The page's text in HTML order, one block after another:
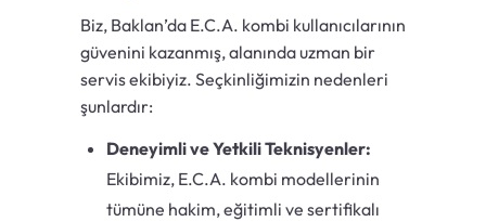
Biz, Baklan’da E.C.A. kombi kullanıcılarının
güvenini kazanmış, alanında uzman bir
servis ekibiyiz. Seçkinliğimizin nedenleri
şunlardır:
Deneyimli ve Yetkili Teknisyenler:
Ekibimiz, E.C.A. kombi modellerinin
tümüne hakim, eğitimli ve sertifikalı